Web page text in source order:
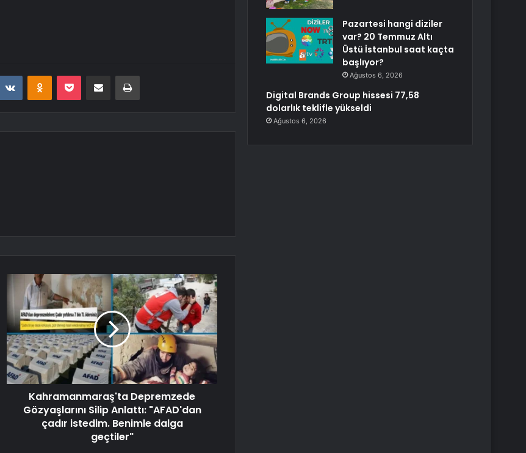
VKontakteOdnoklassniki
Pocket E-Posta ile paylaş Yazdır
Kahramanmaraş'ta Depremzede
Gözyaşlarını Silip Anlattı: "AFAD'dan
çadır istedim. Benimle dalga
geçtiler"
Pazartesi hangi diziler
var? 20 Temmuz Altı
Üstü İstanbul saat kaçta
başlıyor?
Ağustos 6, 2026
Digital Brands Group hissesi 77,58
dolarlık teklifle yükseldi
Ağustos 6, 2026